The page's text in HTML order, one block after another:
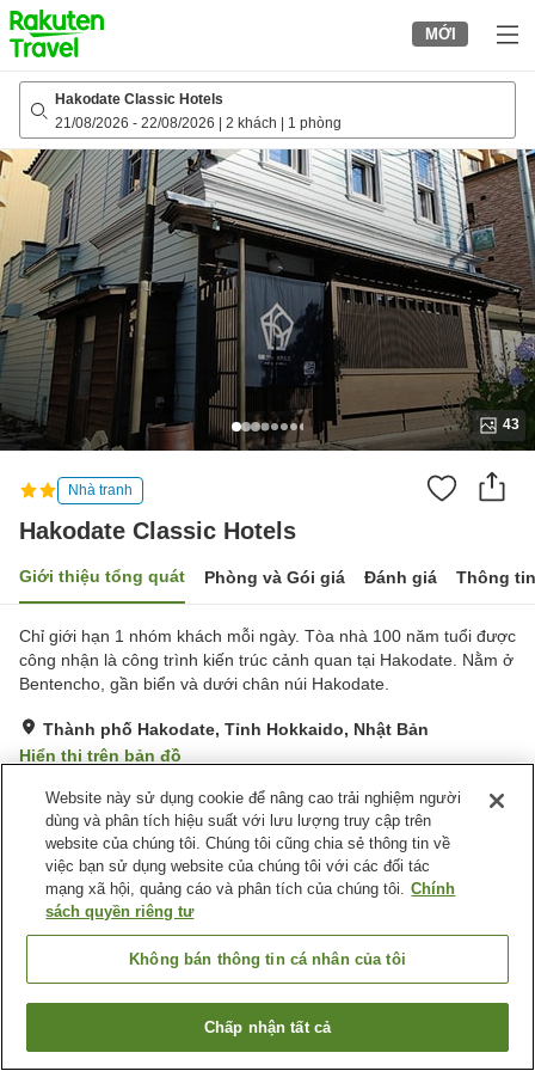
to
top
page
MỚI
Hakodate Classic Hotels
21/08/2026 - 22/08/2026 2 khách 1 phòng
43
Nhà tranh
Hakodate Classic Hotels
Giới thiệu tổng quát Phòng và Gói giá Đánh giá Thông
Chỉ giới hạn 1 nhóm khách mỗi ngày. Tòa nhà 100 năm tuổi được
công nhận là công trình kiến trúc cảnh quan tại Hakodate. Nằm ở
Bentencho, gần biển và dưới chân núi Hakodate.
Thành phố Hakodate, Tỉnh Hokkaido, Nhật Bản
Hiển thị trên bản đồ
Xuất sắc Đánh giá:4lượt
Tiện nghi chỗ nghỉ
Bãi đỗ xe Xông hơi
Nhật Bản Tỉnh Hokkaido
Thành phố Hakodate
Hakodate Classic Hotels
Tìm phòng trống
Website này sử dụng cookie để nâng cao trải nghiệm người
dùng và phân tích hiệu suất với lưu lượng truy cập trên
website của chúng tôi. Chúng tôi cũng chia sẻ thông tin về
việc bạn sử dụng website của chúng tôi với các đối tác
mạng xã hội, quảng cáo và phân tích của chúng tôi. Chính
sách quyền riêng tư
Không bán thông tin cá nhân của tôi
Chấp nhận tất cả